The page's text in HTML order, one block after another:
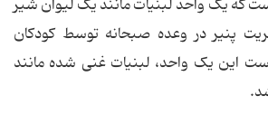
که یک واحد لبنیات مانند یک لیوان شیر
پنیر در وعده صبحانه توسط کودکان
این یک واحد، لبنیات غنی شده مانند